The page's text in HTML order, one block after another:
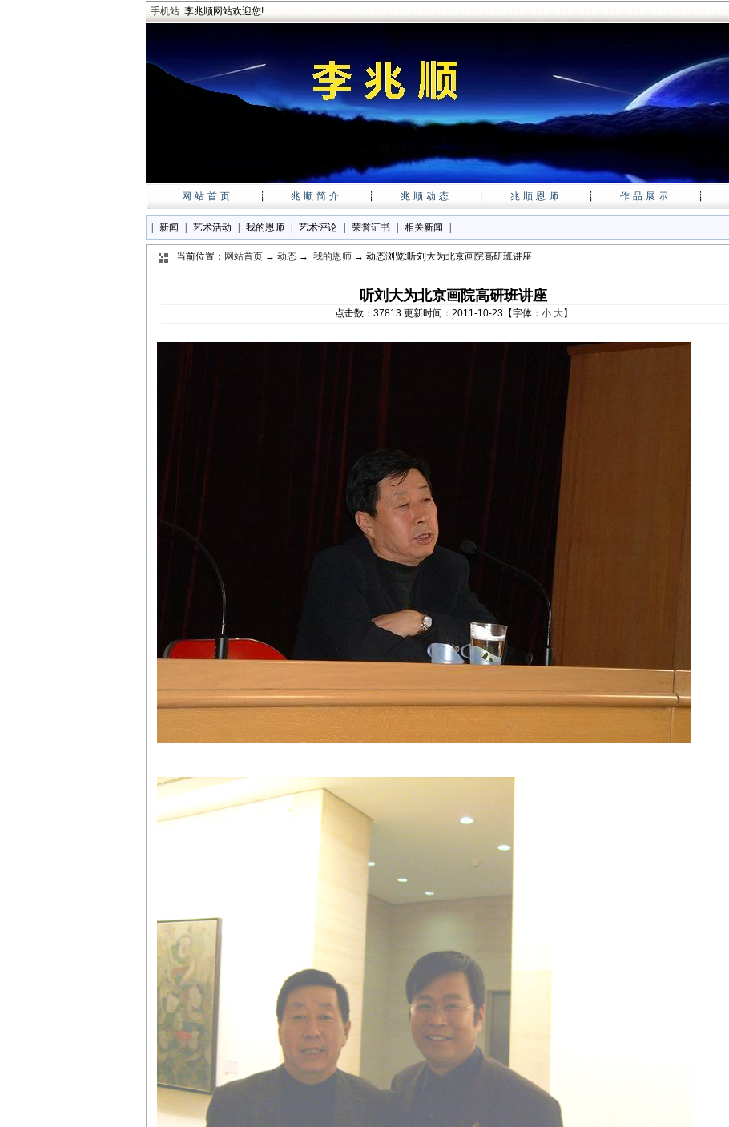
手机站李兆顺网站欢迎您!
网站首页 ┊ 兆顺简介 ┊ 兆顺动态 ┊ 兆顺恩师 ┊ 作品展示 ┊
新闻 艺术活动 我的恩师 艺术评论 荣誉证书 相关新闻
当前位置： 网站首页 → 动态 → 我的恩师 → 动态浏览:听刘大为北京画院高研班讲座
听刘大为北京画院高研班讲座
点击数：37813 更新时间：2011-10-23【字体： 小 大】